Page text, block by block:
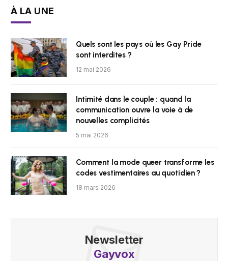
À LA UNE
Quels sont les pays où les Gay Pride
sont interdites ?
12 mai 2026
Intimité dans le couple : quand la
communication ouvre la voie à de
nouvelles complicités
5 mai 2026
Comment la mode queer transforme les
codes vestimentaires au quotidien ?
18 mars 2026
Newsletter
Gayvox